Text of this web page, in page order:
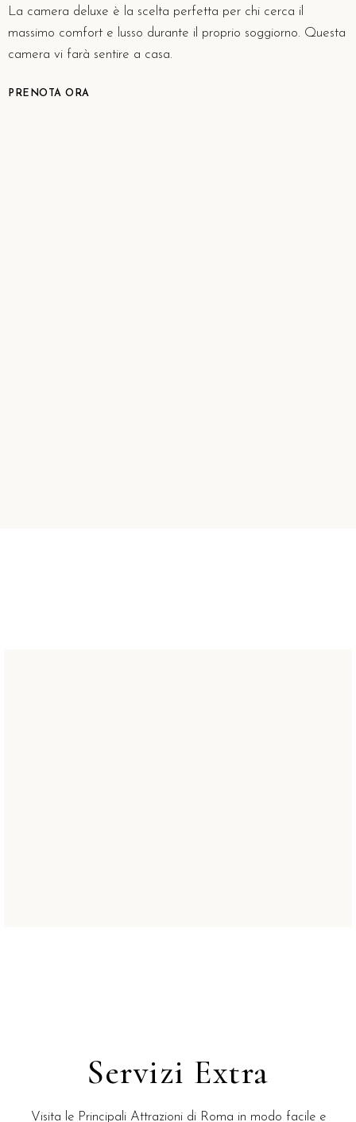
La camera deluxe è la scelta perfetta per chi cerca il
massimo comfort e lusso durante il proprio soggiorno. Questa
camera vi farà sentire a casa.
PRENOTA ORA
Servizi Extra
Visita le Principali Attrazioni di Roma in modo facile e